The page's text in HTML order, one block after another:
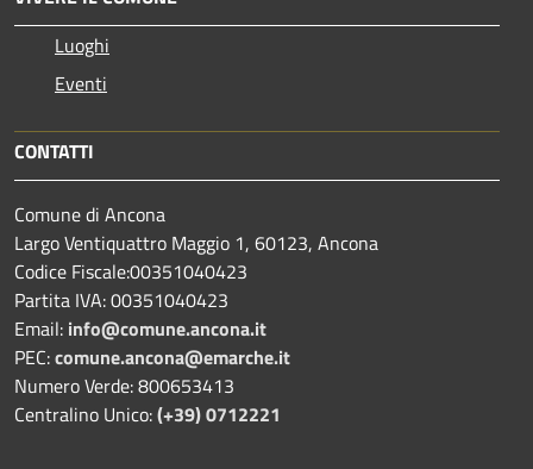
Luoghi
Eventi
CONTATTI
Comune di Ancona
Largo Ventiquattro Maggio 1, 60123, Ancona
Codice Fiscale:00351040423
Partita IVA: 00351040423
Email: info@comune.ancona.it
PEC:comune.ancona@emarche.it
Numero Verde: 800653413
Centralino Unico:(+39) 0712221